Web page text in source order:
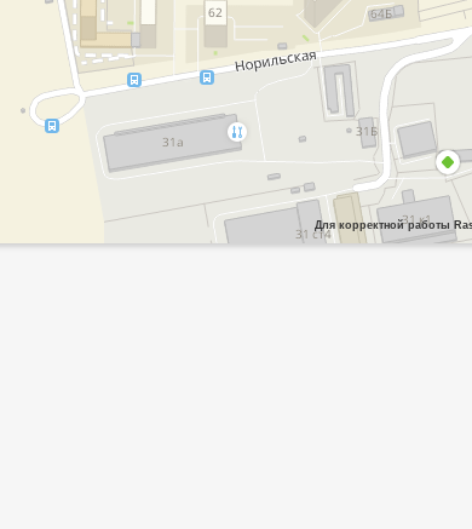
Для корректной работы